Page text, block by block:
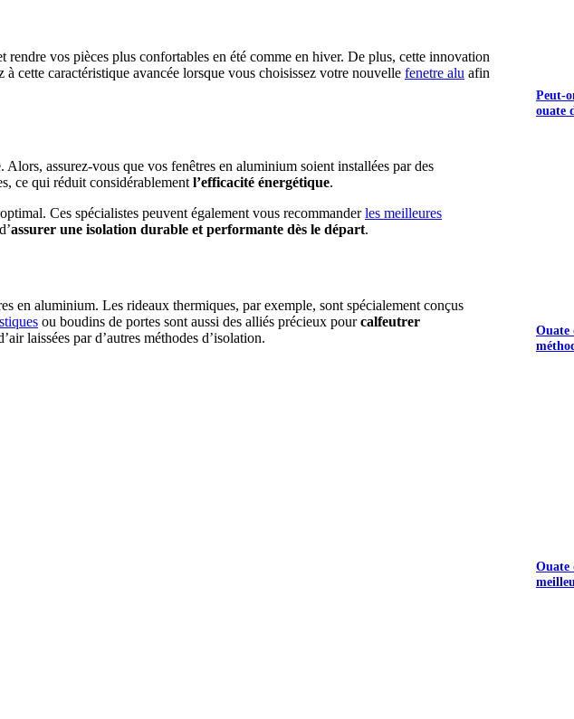
vos pièces plus confortables en été comme en hiver. De plus, cette innovation
cette caractéristique avancée lorsque vous choisissez votre nouvelle fenetre alu afin
assurez-vous que vos fenêtres en aluminium soient installées par des
ce qui réduit considérablement l’efficacité énergétique.
Ces spécialistes peuvent également vous recommanderles meilleures
assurer une isolation durable et performante dès le départ.
en aluminium. Les rideaux thermiques, par exemple, sont spécialement conçus
ou boudins de portes sont aussi des alliés précieux pourcalfeutrer
laissées par d’autres méthodes d’isolation.
Peut-
ouate
Ouate
Ouate